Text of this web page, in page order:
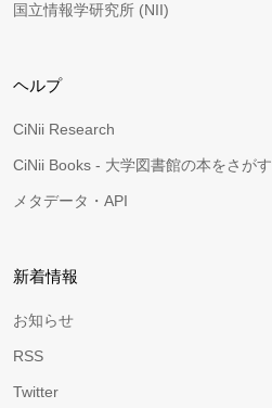
国立情報学研究所 (NII)
ヘルプ
CiNii Research
CiNii Books - 大学図書館の本をさがす
メタデータ・API
新着情報
お知らせ
RSS
Twitter